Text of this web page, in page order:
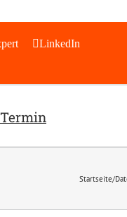
LinkedIn
Termin
Startseite/